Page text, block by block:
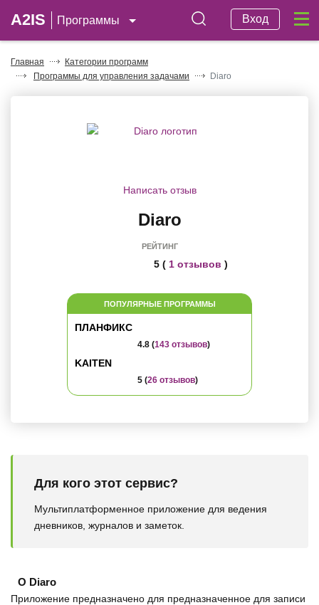
A2IS Программы Вход
Главная
Категории программ
Программы для управления задачами
Diaro
Написать отзыв
Diaro
РЕЙТИНГ
5 ( 1 отзывов )
ПОПУЛЯРНЫЕ ПРОГРАММЫ
ПЛАНФИКС
4.8 (143 отзывов)
KAITEN
5 (26 отзывов)
Для кого этот сервис?
Мультиплатформенное приложение для ведения
дневников, журналов и заметок.
О Diaro
Приложение предназначено для предназначенное для записи